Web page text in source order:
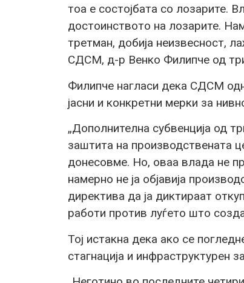
тоа е состојбата со лозарите.
достоинството на лозарите.
третман, добија неизвесност,
СДСМ, д-р Венко Филипче од
Филипче нагласи дека СДСМ
јасни и конкретни мерки за
„Дополнителна субвенција од
заштита на производствената
донесовме. Но, оваа влада не
намерно не ја објавија
директива да ја диктираат
работи против луѓето што
Тој истакна дека ако се
стагнација и инфраструктурен